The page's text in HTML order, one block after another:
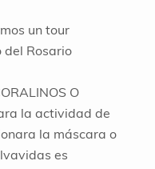
un tour
del Rosario
O
la actividad de
la máscara o
es